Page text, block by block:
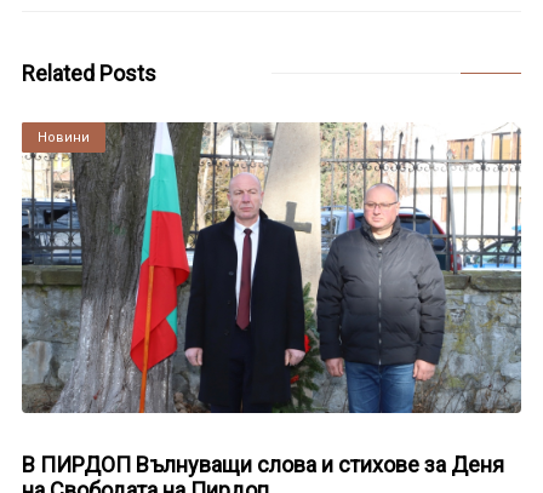
Related Posts
Култура
Новини
В ПИРДОП Вълнуващи слова и стихове за Деня